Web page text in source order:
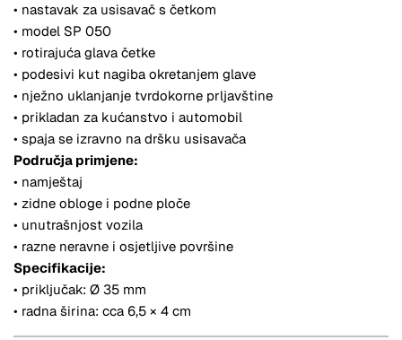
• nastavak za usisavač s četkom
• model SP 050
• rotirajuća glava četke
• podesivi kut nagiba okretanjem glave
• nježno uklanjanje tvrdokorne prljavštine
• prikladan za kućanstvo i automobil
• spaja se izravno na dršku usisavača
Područja primjene:
• namještaj
• zidne obloge i podne ploče
• unutrašnjost vozila
• razne neravne i osjetljive površine
Specifikacije:
• priključak: Ø 35 mm
• radna širina: cca 6,5 × 4 cm